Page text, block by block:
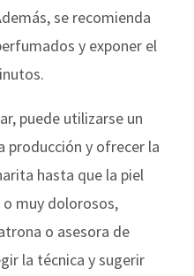
se recomienda
y exponer el
puede utilizarse un
producción y ofrecer la
hasta que la piel
o muy dolorosos,
o asesora de
la técnica y sugerir